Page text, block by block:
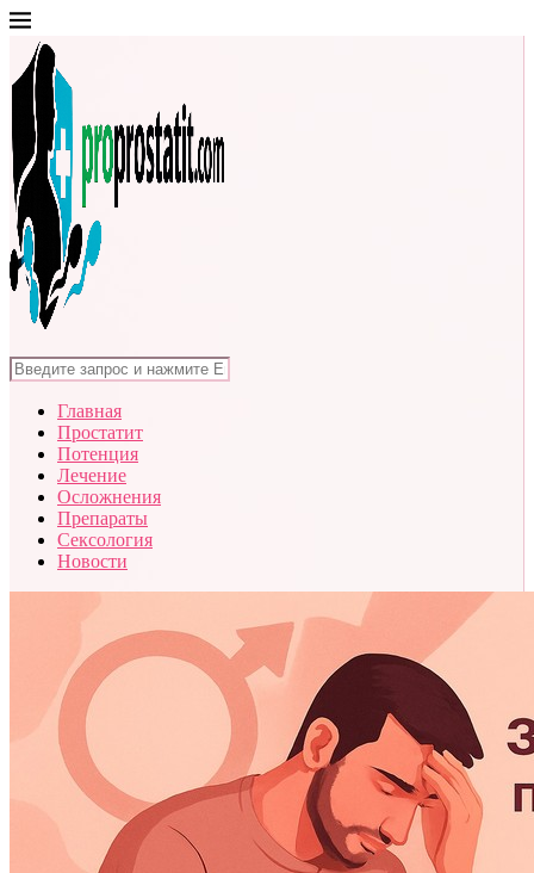
Главная
Простатит
Потенция
Лечение
Осложнения
Препараты
Сексология
Новости